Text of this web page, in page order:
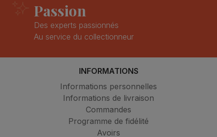
Passion
Des experts passionnés
Au service du collectionneur
INFORMATIONS
Informations personnelles
Informations de livraison
Commandes
Programme de fidélité
Avoirs